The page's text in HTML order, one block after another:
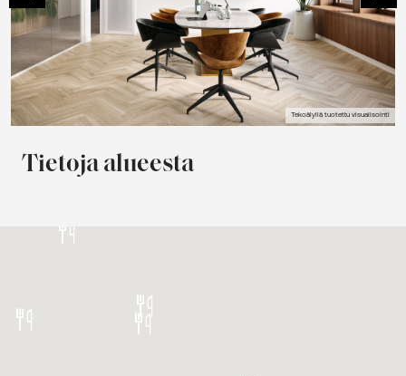
Tekoälyllä tuotettu visualisointi
Tietoja alueesta